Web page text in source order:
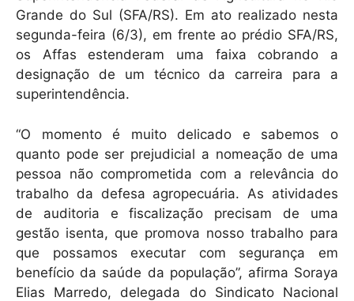
p
p
o
o
k
Grande do Sul (SFA/RS). Em ato realizado nesta
segunda-feira (6/3), em frente ao prédio SFA/RS,
os Affas estenderam uma faixa cobrando a
designação de um técnico da carreira para a
superintendência.
“O momento é muito delicado e sabemos o
quanto pode ser prejudicial a nomeação de uma
pessoa não comprometida com a relevância do
trabalho da defesa agropecuária. As atividades
de auditoria e fiscalização precisam de uma
gestão isenta, que promova nosso trabalho para
que possamos executar com segurança em
benefício da saúde da população”, afirma Soraya
Elias Marredo, delegada do Sindicato Nacional